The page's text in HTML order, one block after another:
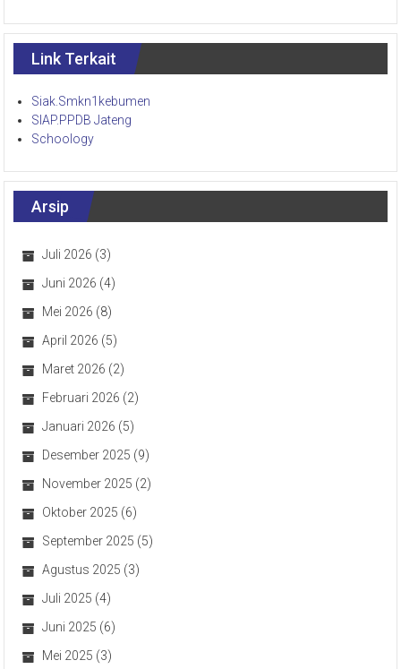
Link Terkait
Siak.Smkn1kebumen
SIAP.PPDB Jateng
Schoology
Arsip
Juli 2026 (3)
Juni 2026 (4)
Mei 2026 (8)
April 2026 (5)
Maret 2026 (2)
Februari 2026 (2)
Januari 2026 (5)
Desember 2025 (9)
November 2025 (2)
Oktober 2025 (6)
September 2025 (5)
Agustus 2025 (3)
Juli 2025 (4)
Juni 2025 (6)
Mei 2025 (3)